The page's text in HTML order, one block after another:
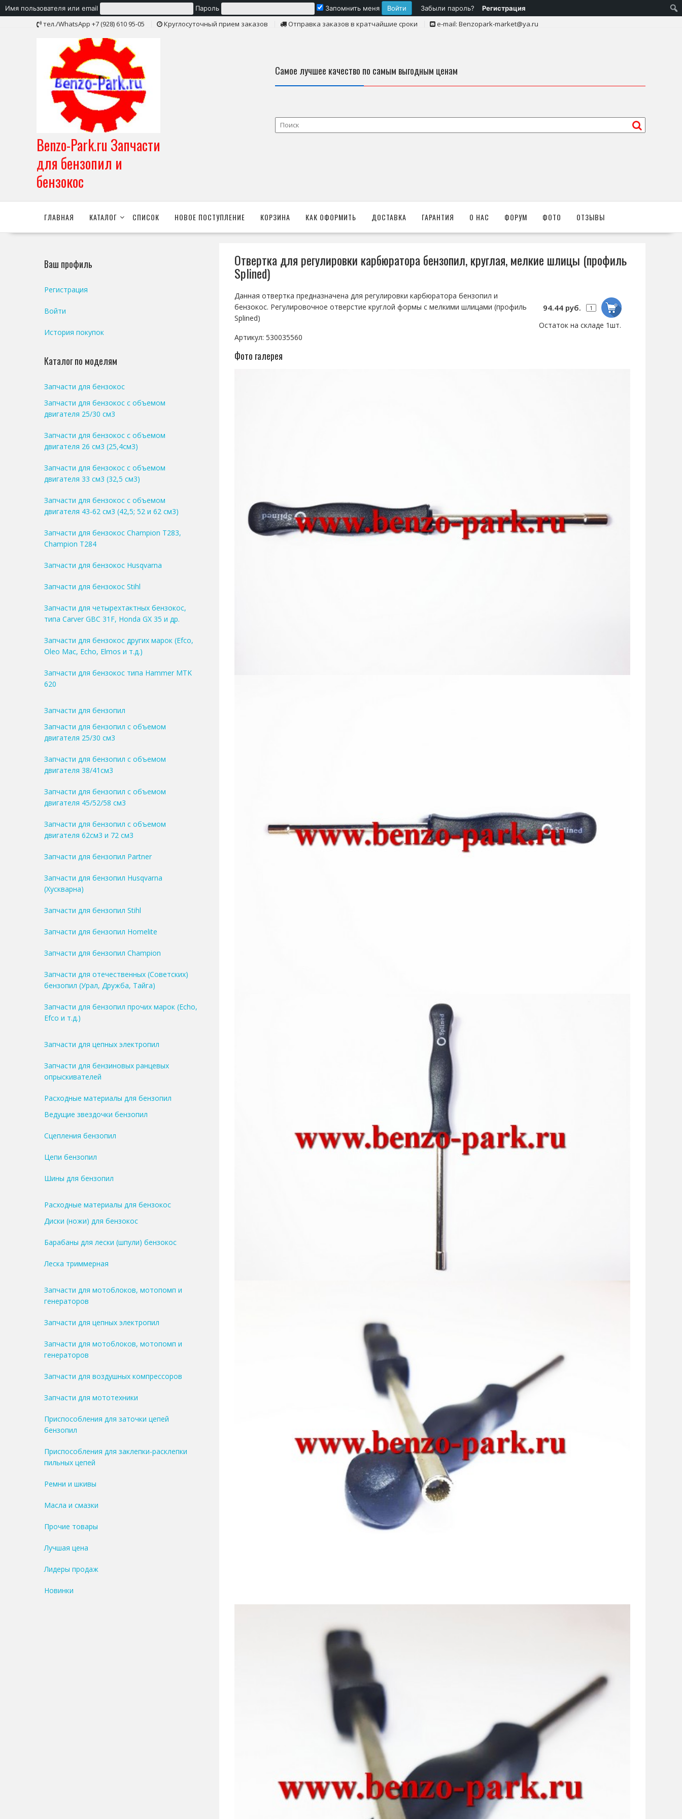
Имя пользователя или email Пароль Запомнить меня Забыли пароль? Регистрация
тел./WhatsApp +7 (928) 610 95-05 Круглосуточный прием заказов Отправка заказов в кратчайшие сроки e-mail: Benzopark-market@ya.ru
Benzo-Park.ru Запчасти
для бензопил и
бензокос
Самое лучшее качество по самым выгодным ценам
ГЛАВНАЯ КАТАЛОГ СПИСОК НОВОЕ ПОСТУПЛЕНИЕ КОРЗИНА КАК ОФОРМИТЬ ДОСТАВКА ГАРАНТИЯ О НАС ФОРУМ ФОТО ОТЗЫВЫ
Отвертка для регулировки карбюратора бензопил, круглая, мелкие шлицы (профиль
Splined)
94.44 руб.
Остаток на складе 1шт.
Данная отвертка предназначена для регулировки карбюратора бензопил и
бензокос. Регулировочное отверстие круглой формы с мелкими шлицами (профиль
Splined)
Артикул: 530035560
Фото галерея
Ваш профиль
Регистрация
Войти
История покупок
Каталог по моделям
Запчасти для бензокос
Запчасти для бензокос с объемом
двигателя 25/30 см3
Запчасти для бензокос с объемом
двигателя 26 см3 (25,4см3)
Запчасти для бензокос с объемом
двигателя 33 см3 (32,5 см3)
Запчасти для бензокос с объемом
двигателя 43-62 см3 (42,5; 52 и 62 см3)
Запчасти для бензокос Champion T283,
Champion T284
Запчасти для бензокос Husqvarna
Запчасти для бензокос Stihl
Запчасти для четырехтактных бензокос,
типа Carver GBC 31F, Honda GX 35 и др.
Запчасти для бензокос других марок (Efco,
Oleo Mac, Echo, Elmos и т.д.)
Запчасти для бензокос типа Hammer MTK
620
Запчасти для бензопил
Запчасти для бензопил с объемом
двигателя 25/30 см3
Запчасти для бензопил с объемом
двигателя 38/41см3
Запчасти для бензопил с объемом
двигателя 45/52/58 см3
Запчасти для бензопил с объемом
двигателя 62см3 и 72 см3
Запчасти для бензопил Partner
Запчасти для бензопил Husqvarna
(Хускварна)
Запчасти для бензопил Stihl
Запчасти для бензопил Homelite
Запчасти для бензопил Champion
Запчасти для отечественных (Советских)
бензопил (Урал, Дружба, Тайга)
Запчасти для бензопил прочих марок (Echo,
Efco и т.д.)
Запчасти для цепных электропил
Запчасти для бензиновых ранцевых
опрыскивателей
Расходные материалы для бензопил
Ведущие звездочки бензопил
Сцепления бензопил
Цепи бензопил
Шины для бензопил
Расходные материалы для бензокос
Диски (ножи) для бензокос
Барабаны для лески (шпули) бензокос
Леска триммерная
Запчасти для мотоблоков, мотопомп и
генераторов
Запчасти для цепных электропил
Запчасти для мотоблоков, мотопомп и
генераторов
Запчасти для воздушных компрессоров
Запчасти для мототехники
Приспособления для заточки цепей
бензопил
Приспособления для заклепки-расклепки
пильных цепей
Ремни и шкивы
Масла и смазки
Прочие товары
Лучшая цена
Лидеры продаж
Новинки